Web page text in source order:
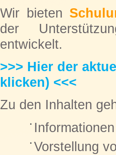
Wir bieten
der
entwickelt.
>>> Hier der
klicken) <<<
Zu den Inhalten
Vorstellung